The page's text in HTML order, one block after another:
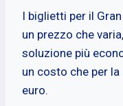
I biglietti per il
un prezzo che
soluzione più
un costo che per
euro.